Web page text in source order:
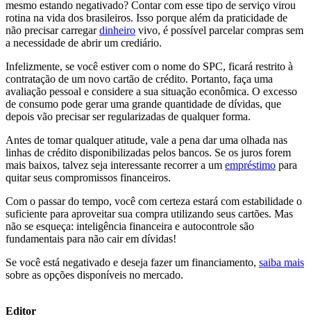
mesmo estando negativado? Contar com esse tipo de serviço virou
rotina na vida dos brasileiros. Isso porque além da praticidade de
não precisar carregardinheiro vivo, é possível parcelar compras sem
a necessidade de abrir um crediário.
Infelizmente, se você estiver com o nome do SPC, ficará restrito à
contratação de um novo cartão de crédito. Portanto, faça uma
avaliação pessoal e considere a sua situação econômica. O excesso
de consumo pode gerar uma grande quantidade de dívidas, que
depois vão precisar ser regularizadas de qualquer forma.
Antes de tomar qualquer atitude, vale a pena dar uma olhada nas
linhas de crédito disponibilizadas pelos bancos. Se os juros forem
mais baixos, talvez seja interessante recorrer a um empréstimo para
quitar seus compromissos financeiros.
Com o passar do tempo, você com certeza estará com estabilidade o
suficiente para aproveitar sua compra utilizando seus cartões. Mas
não se esqueça: inteligência financeira e autocontrole são
fundamentais para não cair em dívidas!
Se você está negativado e deseja fazer um financiamento, saiba mais
sobre as opções disponíveis no mercado.
Editor